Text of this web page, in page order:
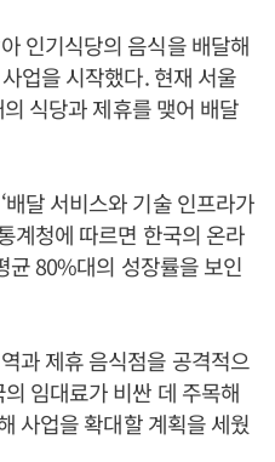
인기식당의 음식을 배달해
업을 시작했다. 현재 서울
식당과 제휴를 맺어 배달
달 서비스와 기술 인프라가
계청에 따르면 한국의 온라
균 80%대의 성장률을 보인
과 제휴 음식점을 공격적으
임대료가 비싼 데 주목해
사업을 확대할 계획을 세웠